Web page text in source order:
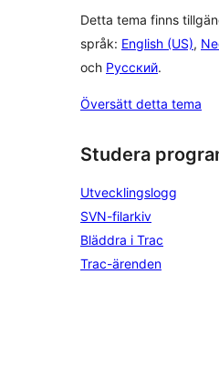
Detta tema finns
språk: English (US),
och Русский.
Översätt detta tema
Studera
Utvecklingslogg
SVN-filarkiv
Bläddra i Trac
Trac-ärenden